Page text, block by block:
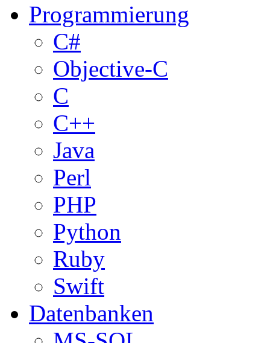
Programmierung
C#
Objective-C
C
C++
Java
Perl
PHP
Python
Ruby
Swift
Datenbanken